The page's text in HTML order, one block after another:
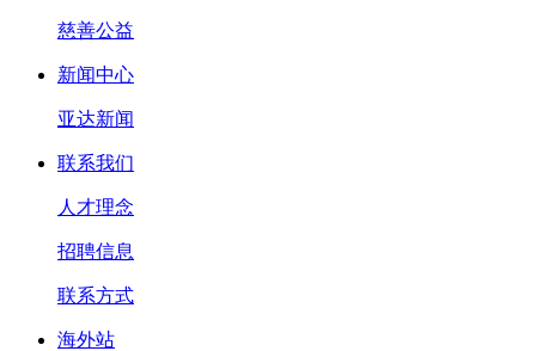
慈善公益
新闻中心
亚达新闻
联系我们
人才理念
招聘信息
联系方式
海外站